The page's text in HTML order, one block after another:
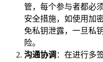
管，每个参与者都必
安全措施，如使用加
免私钥泄露，一旦私
险。
沟通协调 ：在进行多